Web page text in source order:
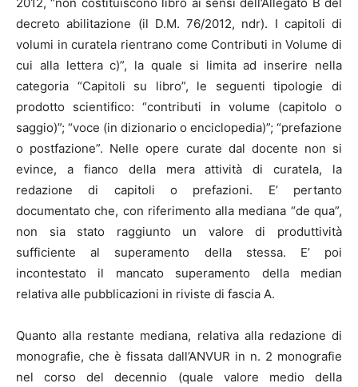
decreto abilitazione (il D.M. 76/2012, ndr). I capitoli di
volumi in curatela rientrano come Contributi in Volume di
cui alla lettera c)”, la quale si limita ad inserire nella
categoria “Capitoli su libro”, le seguenti tipologie di
prodotto scientifico: “contributi in volume (capitolo o
saggio)”; “voce (in dizionario o enciclopedia)”; “prefazione
o postfazione”. Nelle opere curate dal docente non si
evince, a fianco della mera attività di curatela, la
redazione di capitoli o prefazioni. E’ pertanto
documentato che, con riferimento alla mediana “de qua”,
non sia stato raggiunto un valore di produttività
sufficiente al superamento della stessa. E’ poi
incontestato il mancato superamento della median
relativa alle pubblicazioni in riviste di fascia A.
Quanto alla restante mediana, relativa alla redazione di
monografie, che è fissata dall’ANVUR in n. 2 monografie
nel corso del decennio (quale valore medio della